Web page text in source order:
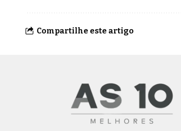
Compartilhe este artigo